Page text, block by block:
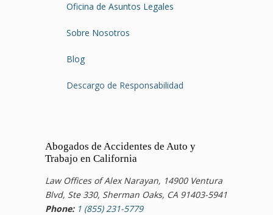
Oficina de Asuntos Legales
Sobre Nosotros
Blog
Descargo de Responsabilidad
Abogados de Accidentes de Auto y
Trabajo en California
Law Offices of Alex Narayan, 14900 Ventura
Blvd, Ste 330, Sherman Oaks, CA 91403-5941
Phone: 1 (855) 231-5779